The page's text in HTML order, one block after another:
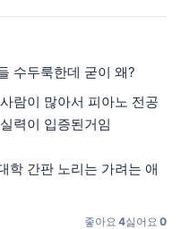
수두룩한데 굳이 왜?
람이 많아서 피아노 전공
력이 입증된거임
학 간판 노리는 가려는 애
좋아요 4싫어요 0